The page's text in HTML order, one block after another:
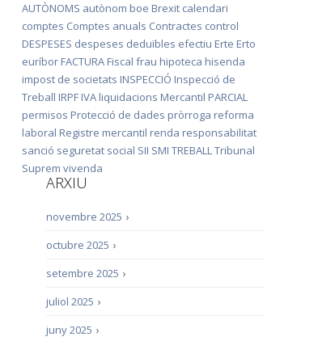
AUTÒNOMS autònom boe Brexit calendari
comptes Comptes anuals Contractes control
DESPESES despeses deduïbles efectiu Erte Erto
euríbor FACTURA Fiscal frau hipoteca hisenda
impost de societats INSPECCIÓ Inspecció de
Treball IRPF IVA liquidacions Mercantil PARCIAL
permisos Protecció de dades pròrroga reforma
laboral Registre mercantil renda responsabilitat
sanció seguretat social SII SMI TREBALLTribunal
Suprem vivenda
ARXIU
›
novembre 2025
›
octubre 2025
›
setembre 2025
›
juliol 2025
›
juny 2025